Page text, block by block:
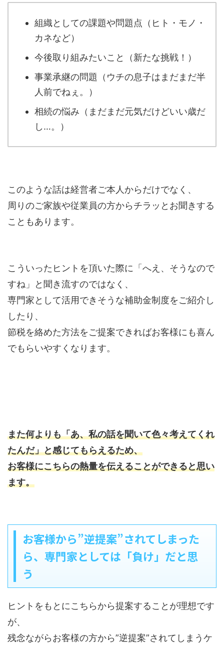
組織としての課題や問題点（ヒト・モノ・
カネなど）
今後取り組みたいこと（新たな挑戦！）
事業承継の問題（ウチの息子はまだまだ半
人前でねぇ。）
相続の悩み（まだまだ元気だけどいい歳だ
し…。）
このような話は経営者ご本人からだけでなく、
周りのご家族や従業員の方からチラッとお聞きする
こともあります。
こういったヒントを頂いた際に「へえ、そうなので
すね」と聞き流すのではなく、
専門家として活用できそうな補助金制度をご紹介し
したり、
節税を絡めた方法をご提案できればお客様にも喜ん
でもらいやすくなります。
また何よりも「あ、私の話を聞いて色々考えてくれ
たんだ」と感じてもらえるため、
お客様にこちらの熱量を伝えることができると思い
ます。
お客様から”逆提案”されてしまった
ら、専門家としては「負け」だと思
う
ヒントをもとにこちらから提案することが理想です
が、
残念ながらお客様の方から”逆提案”されてしまうケ